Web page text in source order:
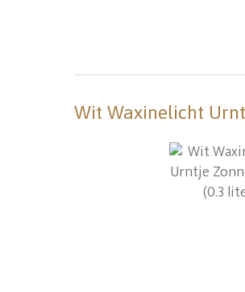
Wit Waxinelicht